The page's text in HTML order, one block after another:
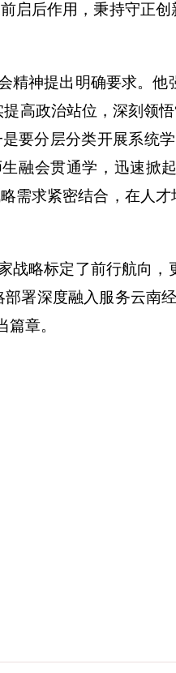
启后作用，秉持守正
精神提出明确要求。
高政治站位，深刻领悟
要分层分类开展系统学
融会贯通学，迅速掀
需求紧密结合，在人
战略标定了前行航向
署深度融入服务云南
章。